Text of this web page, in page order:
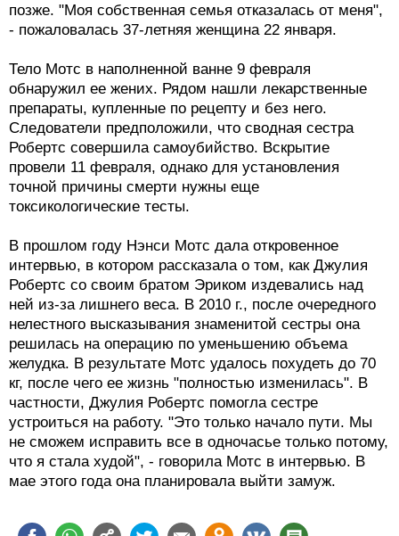
позже. "Моя собственная семья отказалась от меня",
- пожаловалась 37-летняя женщина 22 января.
Тело Мотс в наполненной ванне 9 февраля
обнаружил ее жених. Рядом нашли лекарственные
препараты, купленные по рецепту и без него.
Следователи предположили, что сводная сестра
Робертс совершила самоубийство. Вскрытие
провели 11 февраля, однако для установления
точной причины смерти нужны еще
токсикологические тесты.
В прошлом году Нэнси Мотс дала откровенное
интервью, в котором рассказала о том, как Джулия
Робертс со своим братом Эриком издевались над
ней из-за лишнего веса. В 2010 г., после очередного
нелестного высказывания знаменитой сестры она
решилась на операцию по уменьшению объема
желудка. В результате Мотс удалось похудеть до 70
кг, после чего ее жизнь "полностью изменилась". В
частности, Джулия Робертс помогла сестре
устроиться на работу. "Это только начало пути. Мы
не сможем исправить все в одночасье только потому,
что я стала худой", - говорила Мотс в интервью. В
мае этого года она планировала выйти замуж.